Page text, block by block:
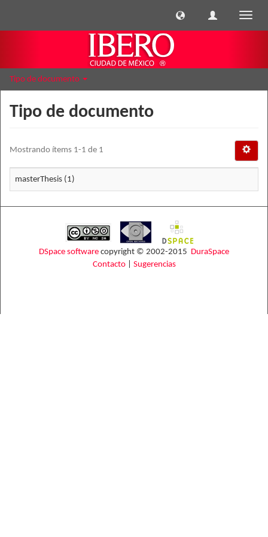
Tipo de documento
Tipo de documento
Mostrando ítems 1-1 de 1
masterThesis (1)
DSpace software copyright © 2002-2015 DuraSpace
Contacto| Sugerencias